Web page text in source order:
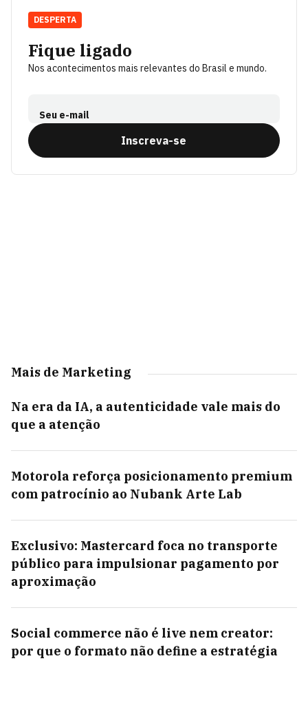
Fique ligado
Nos acontecimentos mais relevantes do Brasil e mundo.
Seu e-mail
Inscreva-se
DESPERTA
Mais de Marketing
Na era da IA, a autenticidade vale mais do
que a atenção
Motorola reforça posicionamento premium
com patrocínio ao Nubank Arte Lab
Exclusivo: Mastercard foca no transporte
público para impulsionar pagamento por
aproximação
Social commerce não é live nem creator:
por que o formato não define a estratégia